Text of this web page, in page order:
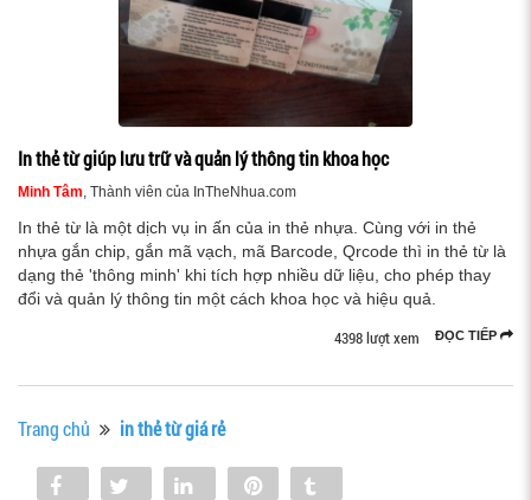
In thẻ từ giúp lưu trữ và quản lý thông tin khoa học
Minh Tâm, Thành viên của InTheNhua.com
In thẻ từ là một dịch vụ in ấn của in thẻ nhựa. Cùng với in thẻ
nhựa gắn chip, gắn mã vạch, mã Barcode, Qrcode thì in thẻ từ là
dạng thẻ 'thông minh' khi tích hợp nhiều dữ liệu, cho phép thay
đổi và quản lý thông tin một cách khoa học và hiệu quả.
ĐỌC TIẾP
4398 lượt xem
Trang chủ in thẻ từ giá rẻ
Share Tweet Share